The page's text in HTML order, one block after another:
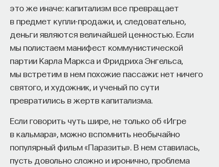
это же иначе: капитализм все превращает
в предмет купли-продажи, и, следовательно,
деньги являются величайшей ценностью. Если
мы полистаем манифест коммунистической
партии Карла Маркса и Фридриха Энгельса,
мы встретим в нем похожие пассажи: нет ничего
святого, и художник, и ученый по сути
превратились в жертв капитализма.
Если говорить чуть шире, не только об «Игре
в кальмара», можно вспомнить необычайно
популярный фильм «Паразиты». В нем ставилась,
пусть довольно сложно и иронично, проблема
Вячеслав Дубынин
доктор биологических наук, профессор
кафедры физиологии человека и животных
биологического факультета МГУ
им. М. В. Ломоносова, специалист в области
1298 публикаций
БИОЛОГИЯ МОЗГ НЕЙРОФИЗИОЛОГИЯ
ЕСТЕСТВЕННЫЕ НАУКИ